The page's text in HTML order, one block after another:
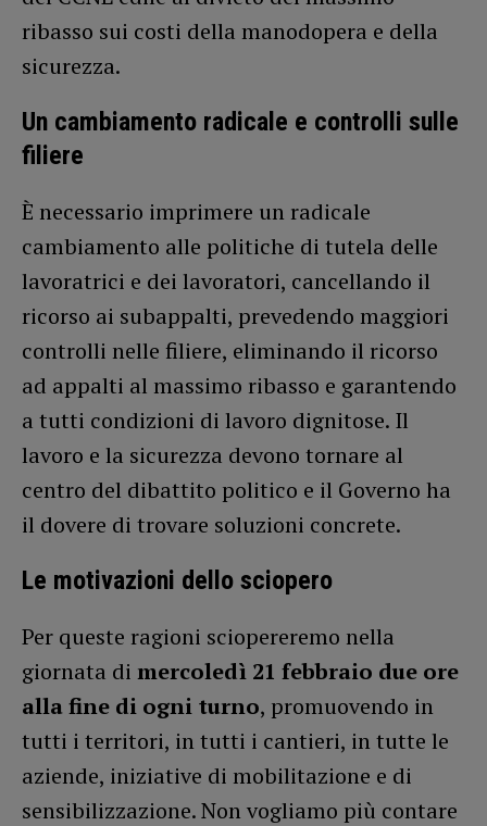
ribasso sui costi della manodopera e della
sicurezza.
Un cambiamento radicale e controlli sulle
filiere
È necessario imprimere un radicale
cambiamento alle politiche di tutela delle
lavoratrici e dei lavoratori, cancellando il
ricorso ai subappalti, prevedendo maggiori
controlli nelle filiere, eliminando il ricorso
ad appalti al massimo ribasso e garantendo
a tutti condizioni di lavoro dignitose. Il
lavoro e la sicurezza devono tornare al
centro del dibattito politico e il Governo ha
il dovere di trovare soluzioni concrete.
Le motivazioni dello sciopero
Per queste ragioni sciopereremo nella
giornata di mercoledì 21 febbraio due ore
alla fine di ogni turno, promuovendo in
tutti i territori, in tutti i cantieri, in tutte le
aziende, iniziative di mobilitazione e di
sensibilizzazione. Non vogliamo più contare